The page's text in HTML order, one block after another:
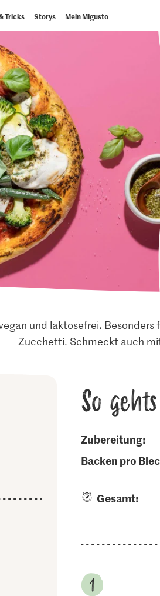
Tricks Storys Mein Migusto
und laktosefrei.
Zucchetti. Schmeckt auch
So gehts
Zubereitung:
backen pro
Gesamt: